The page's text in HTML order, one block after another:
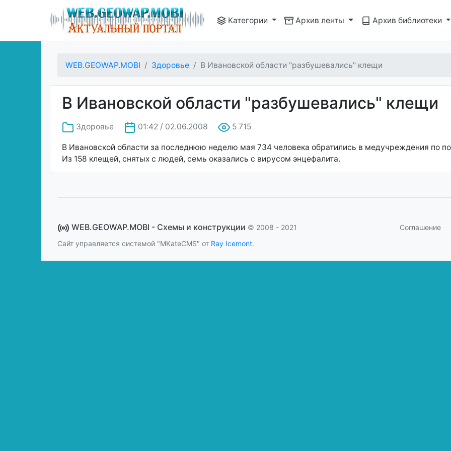
Категории Архив ленты Архив библиотеки
WEB.GEOWAP.MOBI Здоровье В Ивановской области "разбушевались" клещи
В Ивановской области "разбушевались" клещи
Здоровье 01:42 / 02.06.2008 5 715
В Ивановской области за последнюю неделю мая 734 человека обратились в медучреждения по
Из 158 клещей, снятых с людей, семь оказались с вирусом энцефалита.
WEB.GEOWAP.MOBI - Cхемы и конструкции © 2008 - 2021
Сайт управляется системой "MKateCMS" от Ray Icemont.
Соглашение